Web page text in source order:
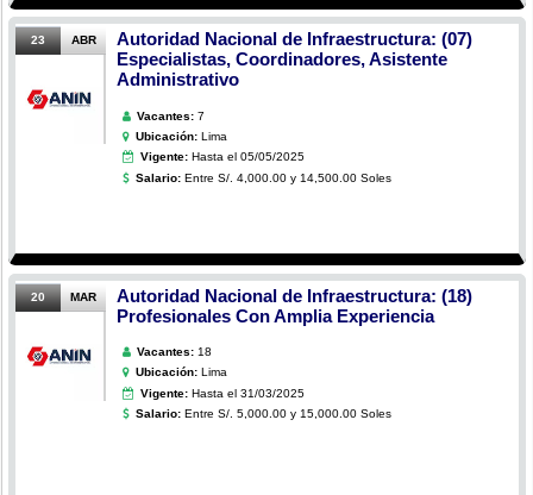
23 ABR
Autoridad Nacional de Infraestructura: (07)
Especialistas, Coordinadores, Asistente
Administrativo
Vacantes: 7
Ubicación: Lima
Vigente: Hasta el 05/05/2025
Salario: Entre S/. 4,000.00 y 14,500.00 Soles
20 MAR
Autoridad Nacional de Infraestructura: (18)
Profesionales Con Amplia Experiencia
Vacantes: 18
Ubicación: Lima
Vigente: Hasta el 31/03/2025
Salario: Entre S/. 5,000.00 y 15,000.00 Soles